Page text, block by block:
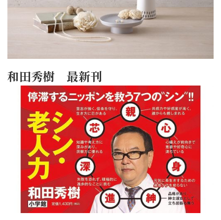
和田秀樹 最新刊